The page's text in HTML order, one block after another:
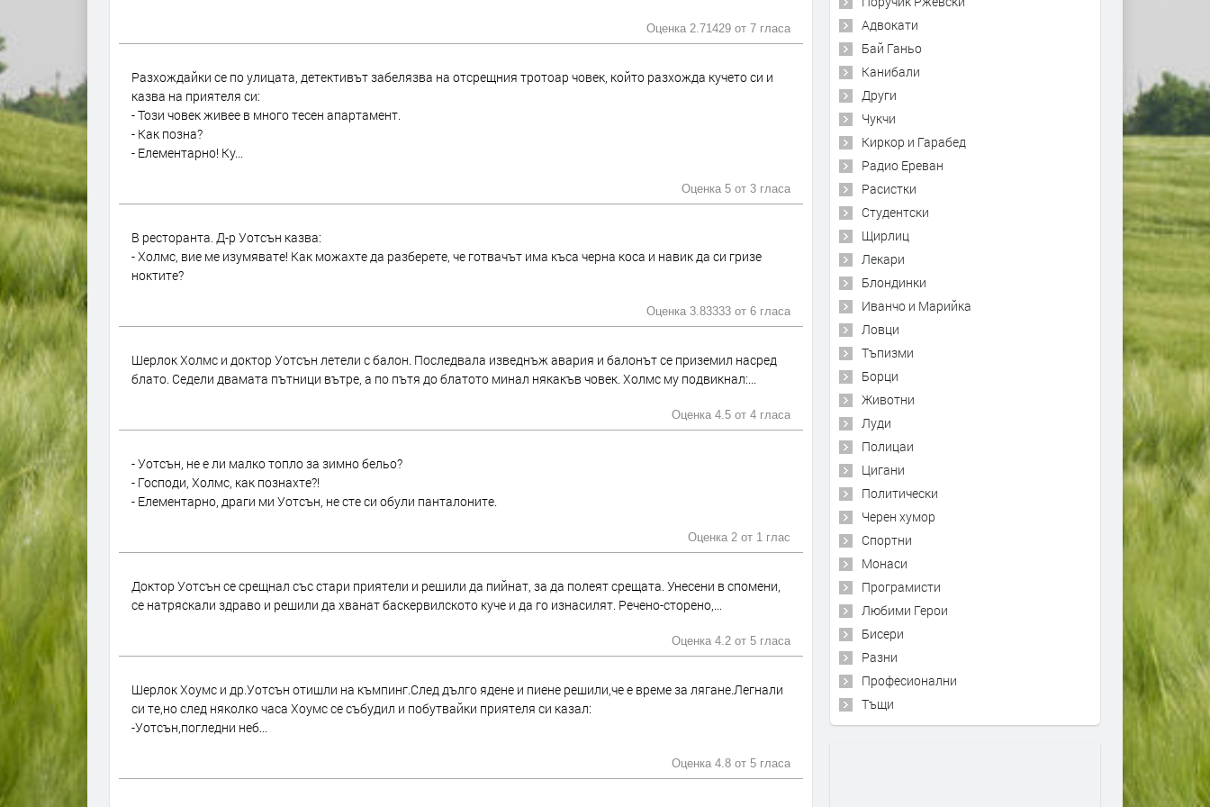
Оценка 2.71429 от 7 гласа
Разхождайки се по улицата, детективът забелязва на отсрещния тротоар човек, който разхожда кучето си и
казва на приятеля си:
- Този човек живее в много тесен апартамент.
- Как позна?
- Елементарно! Ку...
Оценка 5 от 3 гласа
В ресторанта. Д-р Уотсън казва:
- Холмс, вие ме изумявате! Как можахте да разберете, че готвачът има къса черна коса и навик да си гризе
ноктите?
Оценка 3.83333 от 6 гласа
Шерлок Холмс и доктор Уотсън летели с балон. Последвала изведнъж авария и балонът се приземил насред
блато. Седели двамата пътници вътре, а по пътя до блатото минал някакъв човек. Холмс му подвикнал:...
Оценка 4.5 от 4 гласа
- Уотсън, не е ли малко топло за зимно бельо?
- Господи, Холмс, как познахте?!
- Елементарно, драги ми Уотсън, не сте си обули панталоните.
Оценка 2 от 1 глас
Доктор Уотсън се срещнал със стари приятели и решили да пийнат, за да полеят срещата. Унесени в спомени,
се натряскали здраво и решили да хванат баскервилското куче и да го изнасилят. Речено-сторено,...
Оценка 4.2 от 5 гласа
Шерлок Хоумс и др.Уотсън отишли на къмпинг.След дълго ядене и пиене решили,че е време за лягане.Легнали
си те,но след няколко часа Хоумс се събудил и побутвайки приятеля си казал:
-Уотсън,погледни неб...
Оценка 4.8 от 5 гласа
Адвокати
Бай Ганьо
Канибали
Други
Чукчи
Киркор и Гарабед
Радио Ереван
Расистки
Студентски
Щирлиц
Лекари
Блондинки
Иванчо и Марийка
Ловци
Тъпизми
Борци
Животни
Луди
Полицаи
Цигани
Политически
Черен хумор
Спортни
Монаси
Програмисти
Любими Герои
Бисери
Разни
Професионални
Тъщи